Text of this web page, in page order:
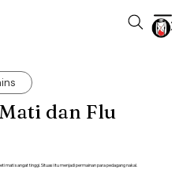
dan Flu
mati sangat tinggi. Situasi itu menjadi permainan para pedagang nakal.